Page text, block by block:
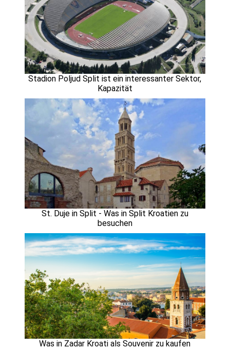
Stadion Poljud Split ist ein interessanter Sektor,
Kapazität
St. Duje in Split - Was in Split Kroatien zu
besuchen
Was in Zadar Kroati als Souvenir zu kaufen